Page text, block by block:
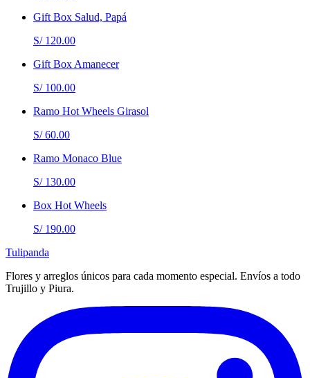
Gift Box Salud, Papá
S/ 120.00
Gift Box Amanecer
S/ 100.00
Ramo Hot Wheels Girasol
S/ 60.00
Ramo Monaco Blue
S/ 130.00
Box Hot Wheels
S/ 190.00
Tulipanda
Flores y arreglos únicos para cada momento especial. Envíos a todo
Trujillo y Piura.